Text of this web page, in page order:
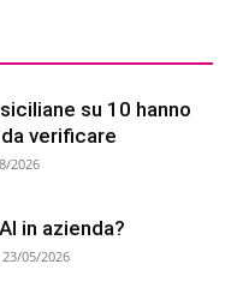
su 10 hanno
verificare
2026
in azienda?
23/05/2026